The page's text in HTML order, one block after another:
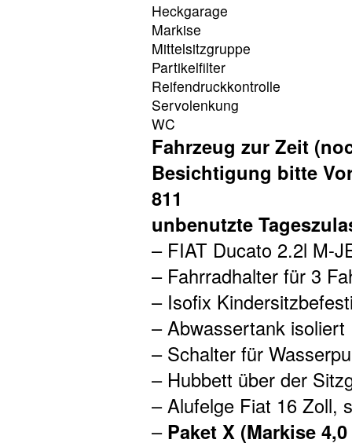
Heckgarage
Markise
Mittelsitzgruppe
Partikelfilter
Reifendruckkontrolle
Servolenkung
WC
Fahrzeug zur Zeit
Besichtigung bitte
811
unbenutzte
– FIAT Ducato 2.2l M-
– Fahrradhalter für 3
– Isofix
– Abwassertank isoliert
– Schalter für
– Hubbett über der
– Alufelge Fiat 16 Zoll,
– Paket X (Markise